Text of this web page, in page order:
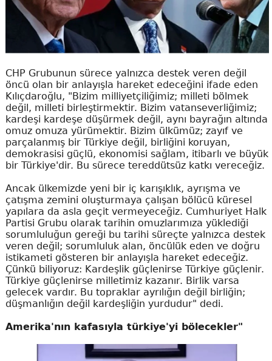
CHP Grubunun sürece yalnızca destek veren değil
öncü olan bir anlayışla hareket edeceğini ifade eden
Kılıçdaroğlu, "Bizim milliyetçiliğimiz; milleti bölmek
değil, milleti birleştirmektir. Bizim vatanseverliğimiz;
kardeşi kardeşe düşürmek değil, aynı bayrağın altında
omuz omuza yürümektir. Bizim ülkümüz; zayıf ve
parçalanmış bir Türkiye değil, birliğini koruyan,
demokrasisi güçlü, ekonomisi sağlam, itibarlı ve büyük
bir Türkiye'dir. Bu sürece tereddütsüz katkı vereceğiz.
Ancak ülkemizde yeni bir iç karışıklık, ayrışma ve
çatışma zemini oluşturmaya çalışan bölücü küresel
yapılara da asla geçit vermeyeceğiz. Cumhuriyet Halk
Partisi Grubu olarak tarihin omuzlarımıza yüklediği
sorumluluğun gereği bu tarihi süreçte yalnızca destek
veren değil; sorumluluk alan, öncülük eden ve doğru
istikameti gösteren bir anlayışla hareket edeceğiz.
Çünkü biliyoruz: Kardeşlik güçlenirse Türkiye güçlenir.
Türkiye güçlenirse milletimiz kazanır. Birlik varsa
gelecek vardır. Bu topraklar ayrılığın değil birliğin;
düşmanlığın değil kardeşliğin yurdudur" dedi.
Amerika'nın kafasıyla türkiye'yi bölecekler"